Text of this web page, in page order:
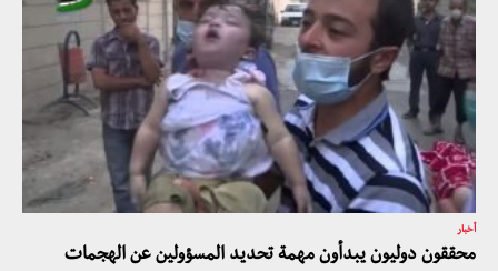
أخبار
محققون دوليون يبدأون مهمة تحديد المسؤولين عن الهجمات